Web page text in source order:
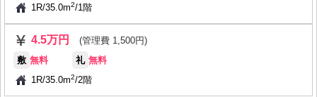
1R/35.0m2/1階
4.5万円
(管理費 1,500円)
敷 無料 礼 無料
1R/35.0m2/2階